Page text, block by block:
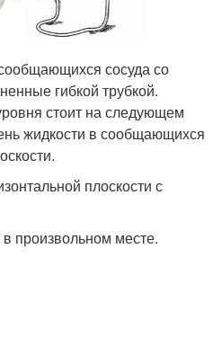
сосуда со
гибкой трубкой.
стоит на следующем
жидкости в сообщающихся
плоскости с
произвольном месте.